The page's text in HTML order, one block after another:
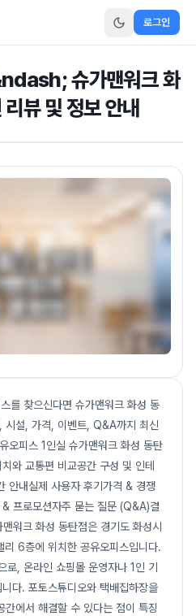
로그인
슈가맨워크 화
뷰 및 정보 안내
를 찾으신다면 슈가맨워크 화성 동
시설, 가격, 이벤트, Q&A까지 최신
오피스 1인실 슈가맨워크 화성 동탄
와 교통편 비교공간 구성 및 인테
안내실제 사용자 후기가격 & 경쟁
프로모션자주 묻는 질문 (Q&A)결
워크 화성 동탄점은 경기도 화성시
리 6층에 위치한 공유오피스입니다.
로, 온라인 쇼핑몰 운영자나 1인 기
다. 포토스튜디오와 택배집하장을
간에서 해결할 수 있다는 점이 특징